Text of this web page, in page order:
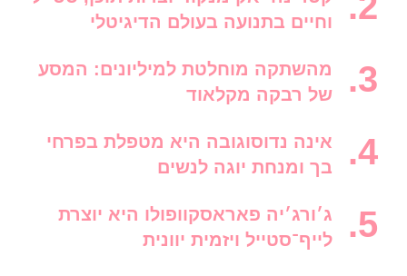
וחיים בתנועה בעולם הדיגיטלי
מהשתקה מוחלטת למיליונים: המסע
של רבקה מקלאוד
אינה נדוסוגובה היא מטפלת בפרחי
בך ומנחת יוגה לנשים
ג׳ורג׳יה פאראסקוופולו היא יוצרת
לייף־סטייל ויזמית יוונית